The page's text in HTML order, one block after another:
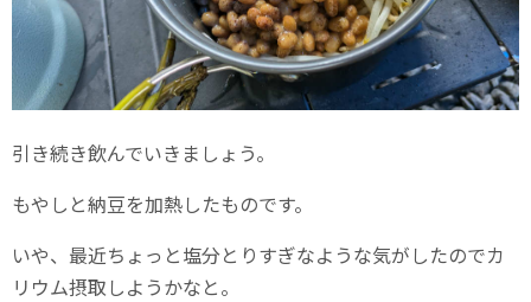
引き続き飲んでいきましょう。
もやしと納豆を加熱したものです。
いや、最近ちょっと塩分とりすぎなような気がしたのでカ
リウム摂取しようかなと。